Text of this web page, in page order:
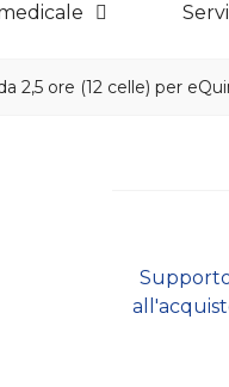
2,5 ore (12 celle) per